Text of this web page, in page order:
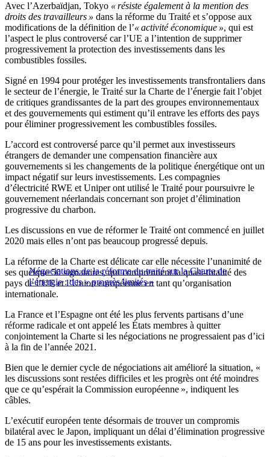
Avec l’Azerbaïdjan, Tokyo « résiste également à la mention des
droits des travailleurs » dans la réforme du Traité et s’oppose aux
modifications de la définition de l’« activité économique », qui est
l’aspect le plus controversé car l’UE a l’intention de supprimer
progressivement la protection des investissements dans les
combustibles fossiles.
Signé en 1994 pour protéger les investissements transfrontaliers dans
le secteur de l’énergie, le Traité sur la Charte de l’énergie fait l’objet
de critiques grandissantes de la part des groupes environnementaux
et des gouvernements qui estiment qu’il entrave les efforts des pays
pour éliminer progressivement les combustibles fossiles.
L’accord est controversé parce qu’il permet aux investisseurs
étrangers de demander une compensation financière aux
gouvernements si les changements de la politique énergétique ont un
impact négatif sur leurs investissements. Les compagnies
d’électricité RWE et Uniper ont utilisé le Traité pour poursuivre le
gouvernement néerlandais concernant son projet d’élimination
progressive du charbon.
Les discussions en vue de réformer le Traité ont commencé en juillet
2020 mais elles n’ont pas beaucoup progressé depuis.
Négociations de la réforme du traité sur la Charte de
l’énergie : des « progrès limités »
La réforme de la Charte est délicate car elle nécessite l’unanimité de
ses quelque 50 signataires, qui comprennent la quasi-totalité des
pays de l’UE et l’Union européenne en tant qu’organisation
internationale.
La France et l’Espagne ont été les plus fervents partisans d’une
réforme radicale et ont appelé les États membres à quitter
conjointement la Charte si les négociations ne progressaient pas d’ici
à la fin de l’année 2021.
Bien que le dernier cycle de négociations ait amélioré la situation, «
les discussions sont restées difficiles et les progrès ont été moindres
que ce qu’espérait la Commission européenne », indiquent les
câbles.
L’exécutif européen tente désormais de trouver un compromis
bilatéral avec le Japon, impliquant un délai d’élimination progressive
de 15 ans pour les investissements existants.